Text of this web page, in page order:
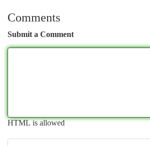
Comments
Submit a Comment
HTML is allowed